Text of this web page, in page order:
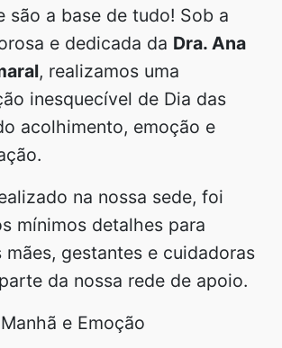
são a base de tudo! Sob a
e dedicada da Dra. Ana
, realizamos uma
inesquecível de Dia das
acolhimento, emoção e
na nossa sede, foi
mínimos detalhes para
mães, gestantes e cuidadoras
da nossa rede de apoio.
e Emoção